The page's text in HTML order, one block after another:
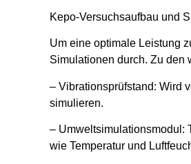
Kepo-Versuchsaufbau und
Um eine optimale Leistung
Simulationen durch. Zu den
– Vibrationsprüfstand: Wird
simulieren.
– Umweltsimulationsmodul:
wie Temperatur und